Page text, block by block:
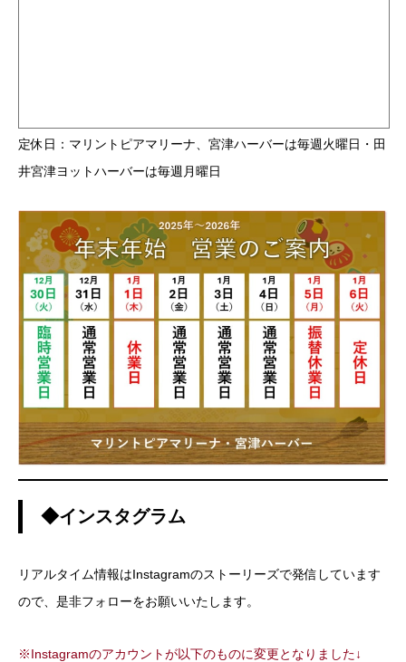
定休日：マリントピアマリーナ、宮津ハーバーは毎週火曜日・田
井宮津ヨットハーバーは毎週月曜日
◆インスタグラム
リアルタイム情報はInstagramのストーリーズで発信しています
ので、是非フォローをお願いいたします。
※Instagramのアカウントが以下のものに変更となりました↓